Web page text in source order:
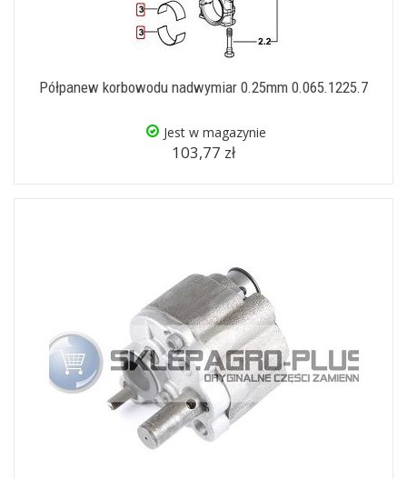
Półpanew korbowodu nadwymiar 0.25mm 0.065.1225.7
Jest w magazynie
103,77 zł